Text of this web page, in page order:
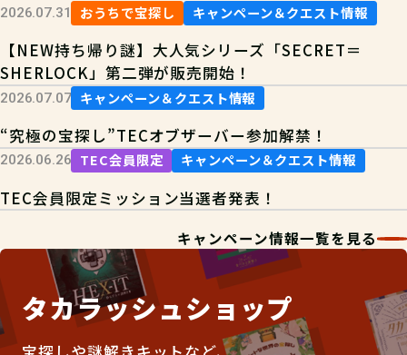
2026.07.31 おうちで宝探し キャンペーン＆クエスト情報
【NEW持ち帰り謎】大人気シリーズ「SECRET＝
SHERLOCK」第二弾が販売開始！
2026.07.07 キャンペーン＆クエスト情報
“究極の宝探し”TECオブザーバー参加解禁！
2026.06.26 TEC会員限定 キャンペーン＆クエスト情報
TEC会員限定ミッション当選者発表！
キャンペーン情報一覧を見る
タカラッシュショップ